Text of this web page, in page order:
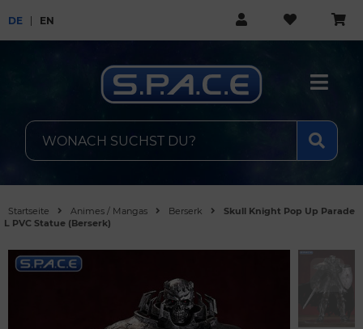
DE EN
Startseite Animes / Mangas Berserk
Skull Knight Pop Up Parade
L PVC Statue (Berserk)